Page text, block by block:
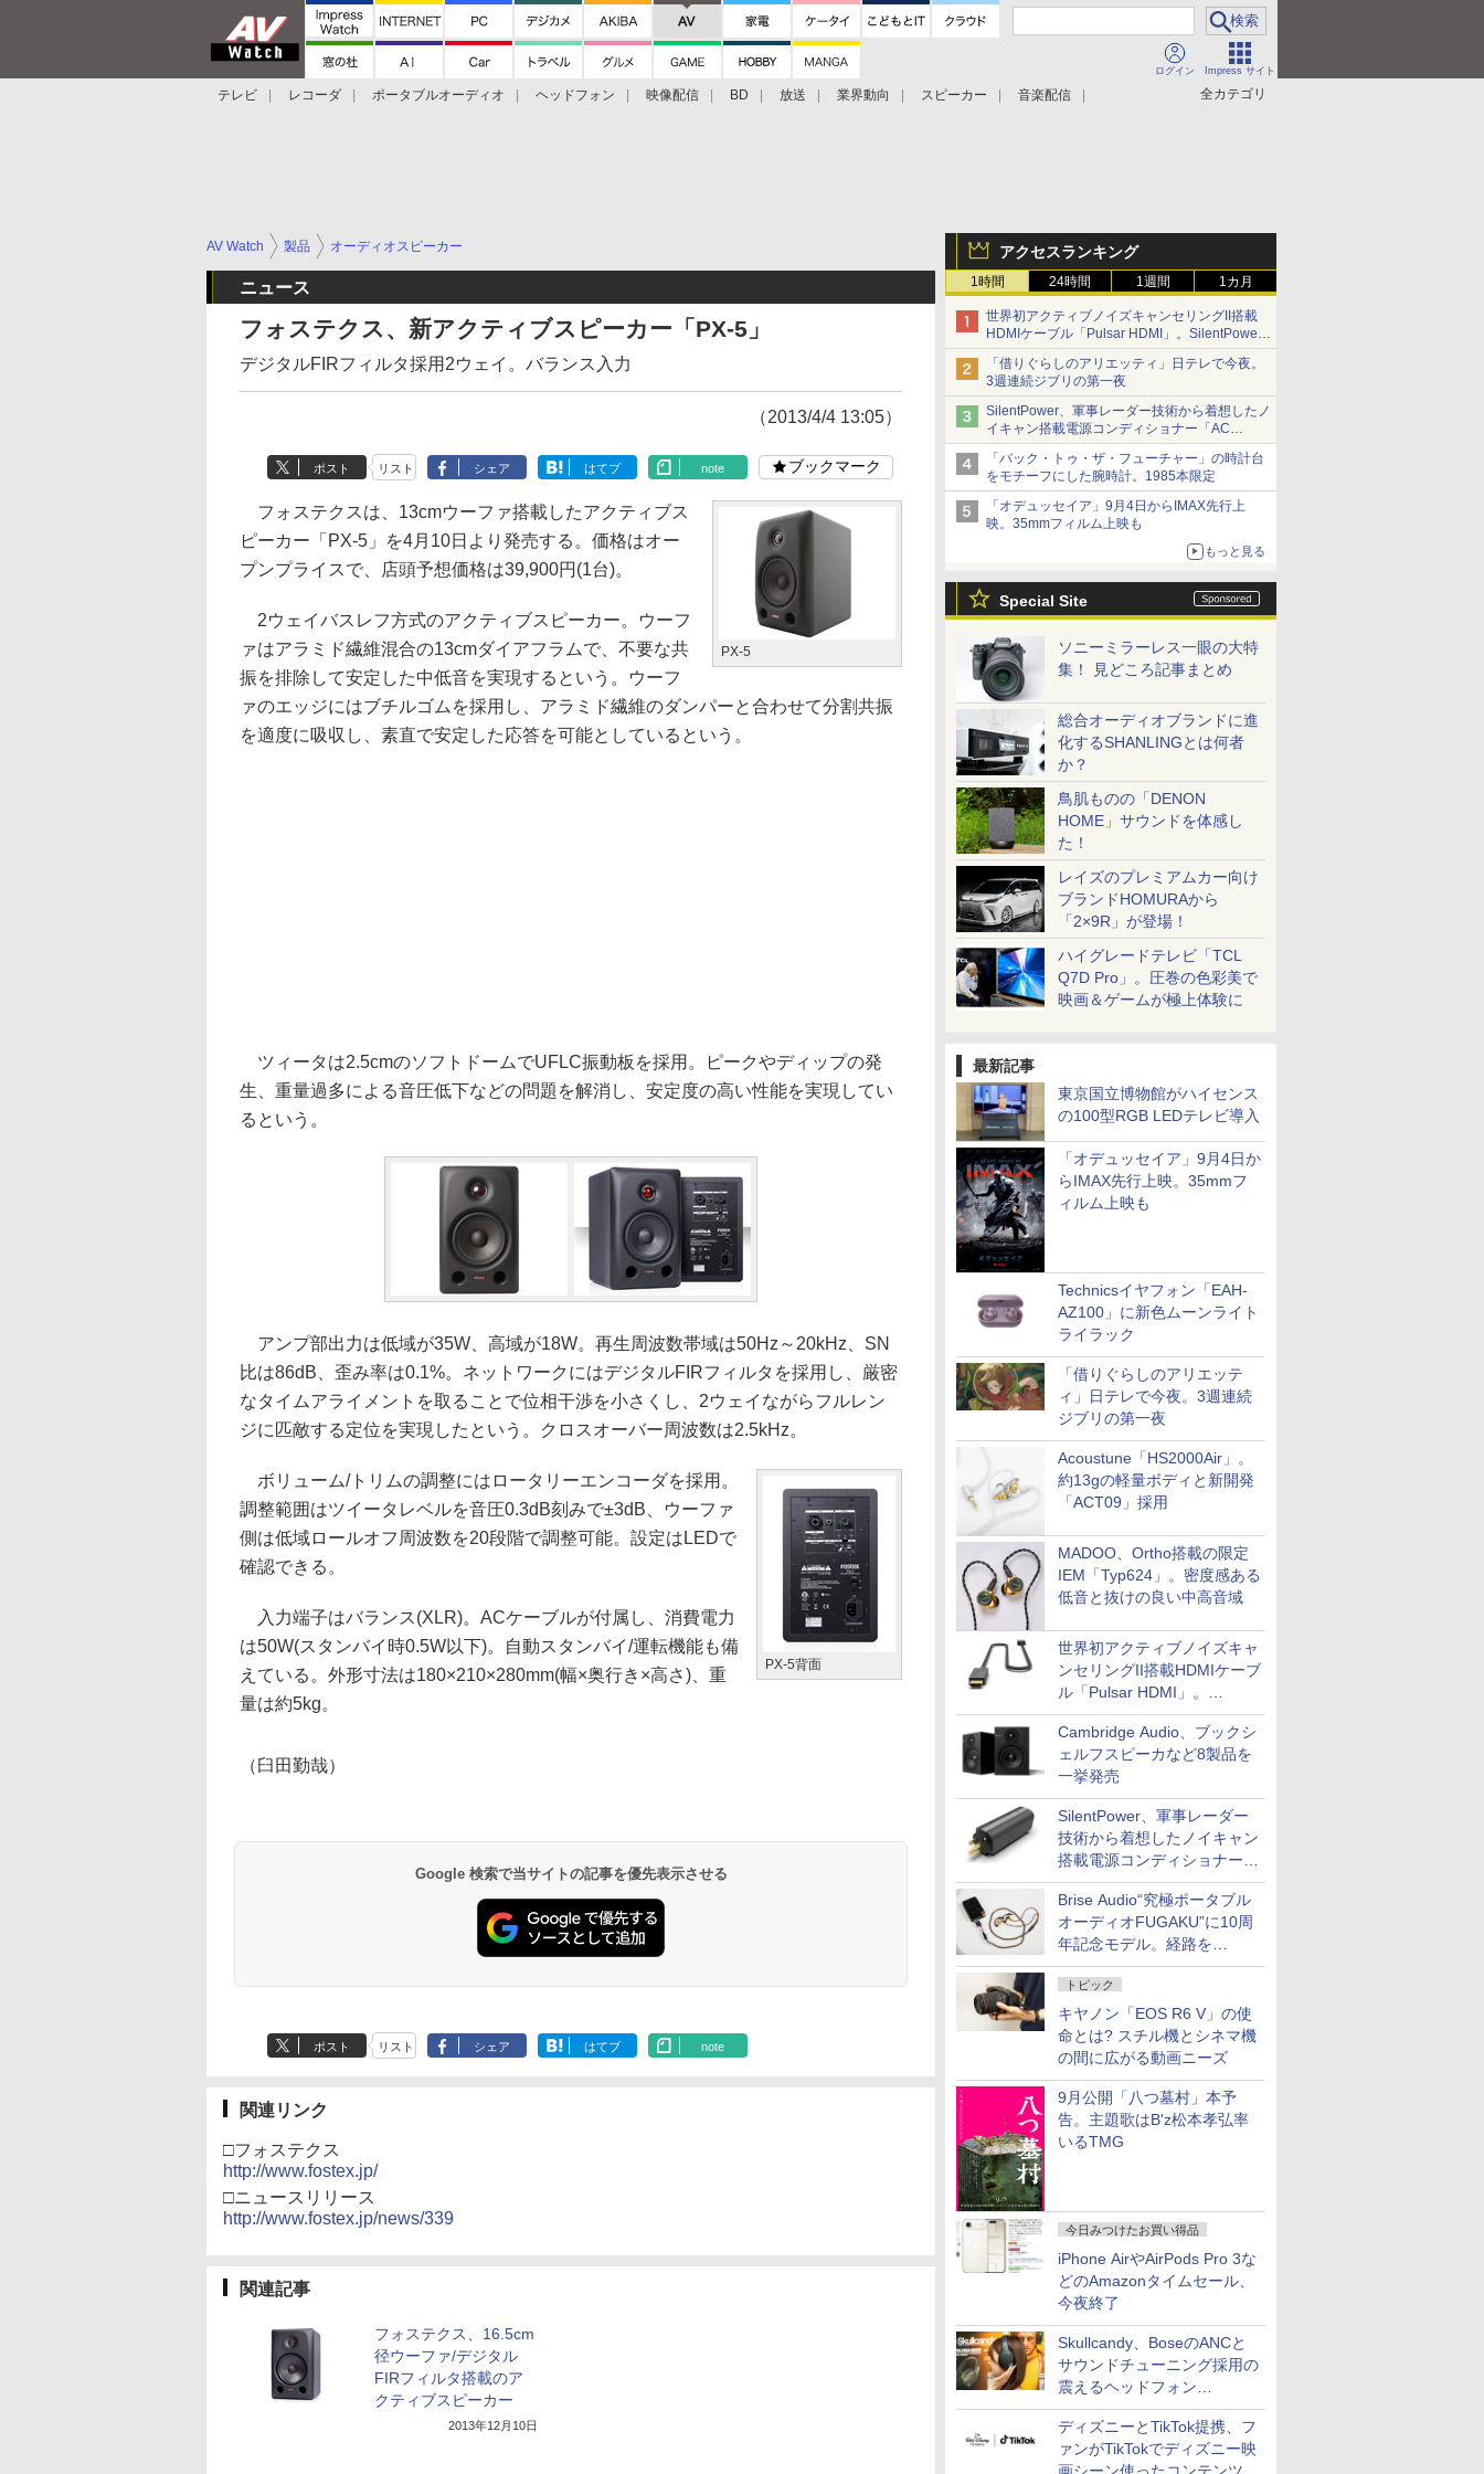
ログイン Impress サイト
全カテゴリ
テレビ レコーダ ポータブルオーディオ ヘッドフォン 映像配信 BD 放送 業界動向 スピーカー
音楽配信
アクセスランキング
1時間 24時間 1週間 1カ月
世界初アクティブノイズキャンセリングII搭載
HDMIケーブル「Pulsar HDMI」。SilentPower
から
「借りぐらしのアリエッティ」日テレで今夜。
3週連続ジブリの第一夜
SilentPower、軍事レーダー技術から着想したノ
イキャン搭載電源コンディショナー「AC
iPurifier2」
「バック・トゥ・ザ・フューチャー」の時計台
をモチーフにした腕時計。1985本限定
「オデュッセイア」9月4日からIMAX先行上
映。35mmフィルム上映も
もっと見る
Special Site
ソニーミラーレス一眼の大特
集！ 見どころ記事まとめ
総合オーディオブランドに進
化するSHANLINGとは何者
か？
鳥肌ものの「DENON
HOME」サウンドを体感し
た！
レイズのプレミアムカー向け
ブランドHOMURAから
「2×9R」が登場！
ハイグレードテレビ「TCL
Q7D Pro」。圧巻の色彩美で
映画＆ゲームが極上体験に
最新記事
東京国立博物館がハイセンス
の100型RGB LEDテレビ導入
「オデュッセイア」9月4日か
らIMAX先行上映。35mmフ
ィルム上映も
Technicsイヤフォン「EAH-
AZ100」に新色ムーンライト
ライラック
「借りぐらしのアリエッテ
ィ」日テレで今夜。3週連続
ジブリの第一夜
Acoustune「HS2000Air」。
約13gの軽量ボディと新開発
「ACT09」採用
MADOO、Ortho搭載の限定
IEM「Typ624」。密度感ある
低音と抜けの良い中高音域
世界初アクティブノイズキャ
ンセリングII搭載HDMIケーブ
ル「Pulsar HDMI」。
SilentPowerから
Cambridge Audio、ブックシ
ェルフスピーカなど8製品を
一挙発売
SilentPower、軍事レーダー
技術から着想したノイキャン
搭載電源コンディショナー
「AC iPurifier2」
Brise Audio“究極ポータブル
オーディオFUGAKU”に10周
年記念モデル。経路を
NISHIKIで統一。400万円
トピック
キヤノン「EOS R6 V」の使
命とは? スチル機とシネマ機
の間に広がる動画ニーズ
9月公開「八つ墓村」本予
告。主題歌はB'z松本孝弘率
いるTMG
今日みつけたお買い得品
iPhone AirやAirPods Pro 3な
どのAmazonタイムセール、
今夜終了
Skullcandy、BoseのANCと
サウンドチューニング採用の
震えるヘッドフォン
「Crusher 1080 ANC」
ディズニーとTikTok提携、フ
ァンがTikTokでディズニー映
AV Watch 製品 オーディオスピーカー
ニュース
フォステクス、新アクティブスピーカー「PX-5」
デジタルFIRフィルタ採用2ウェイ。バランス入力
（2013/4/4 13:05）
ポスト リスト シェア はてブ note ブックマーク
PX-5
フォステクスは、13cmウーファ搭載したアクティブス
ピーカー「PX-5」を4月10日より発売する。価格はオー
プンプライスで、店頭予想価格は39,900円(1台)。
2ウェイバスレフ方式のアクティブスピーカー。ウーフ
ァはアラミド繊維混合の13cmダイアフラムで、不要な共
振を排除して安定した中低音を実現するという。ウーフ
ァのエッジにはブチルゴムを採用し、アラミド繊維のダンパーと合わせて分割共振
を適度に吸収し、素直で安定した応答を可能としているという。
ツィータは2.5cmのソフトドームでUFLC振動板を採用。ピークやディップの発
生、重量過多による音圧低下などの問題を解消し、安定度の高い性能を実現してい
るという。
アンプ部出力は低域が35W、高域が18W。再生周波数帯域は50Hz～20kHz、SN
比は86dB、歪み率は0.1%。ネットワークにはデジタルFIRフィルタを採用し、厳密
なタイムアライメントを取ることで位相干渉を小さくし、2ウェイながらフルレン
ジに匹敵する定位を実現したという。クロスオーバー周波数は2.5kHz。
PX-5背面
ボリューム/トリムの調整にはロータリーエンコーダを採用。
調整範囲はツイータレベルを音圧0.3dB刻みで±3dB、ウーファ
側は低域ロールオフ周波数を20段階で調整可能。設定はLEDで
確認できる。
入力端子はバランス(XLR)。ACケーブルが付属し、消費電力
は50W(スタンバイ時0.5W以下)。自動スタンバイ/運転機能も備
えている。外形寸法は180×210×280mm(幅×奥行き×高さ)、重
量は約5kg。
（臼田勤哉）
Google 検索で当サイトの記事を優先表示させる
ポスト リスト シェア はてブ note
関連リンク
□フォステクス
http://www.fostex.jp/
□ニュースリリース
http://www.fostex.jp/news/339
関連記事
フォステクス、16.5cm
径ウーファ/デジタル
FIRフィルタ搭載のア
クティブスピーカー
2013年12月10日